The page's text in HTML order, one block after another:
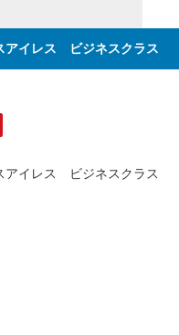
アイレス ビジネスクラス
アイレス ビジネスクラス